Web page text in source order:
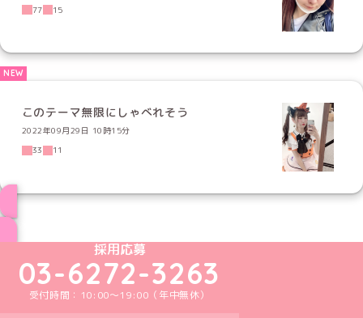
77
15
このテーマ無限にしゃべれそう
2022年09月29日 10時15分
33
11
めいどりーみんTikTok公式アカウント
めいどりーみんX公式アカウント
めいどりーみんInstagram公式アカウント
めいどりーみんFacebook公式アカウン
めいどりーみんYouTube公式アカ
採用応募
03-6272-3263
受付時間：10:00～19:00（年中無休）